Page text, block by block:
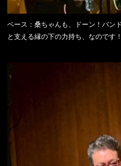
ベース：桑ちゃんも、ドーン！バン
と支える縁の下の力持ち、なのです！